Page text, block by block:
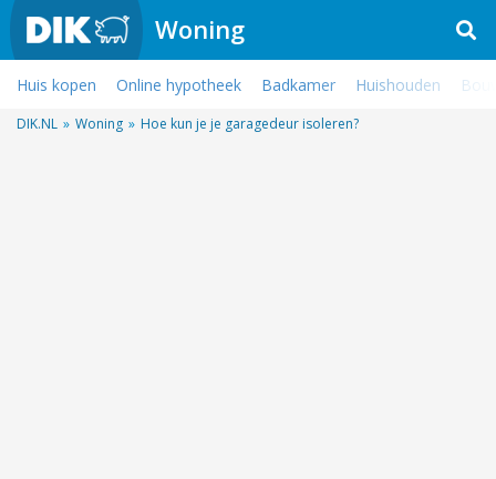
Woning
Huis kopen Online hypotheek Badkamer Huishouden
DIK.NL » Woning » Hoe kun je je garagedeur isoleren?